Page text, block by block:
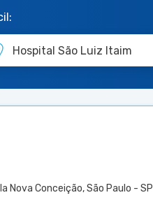
Nova Conceição, São Paulo - SP